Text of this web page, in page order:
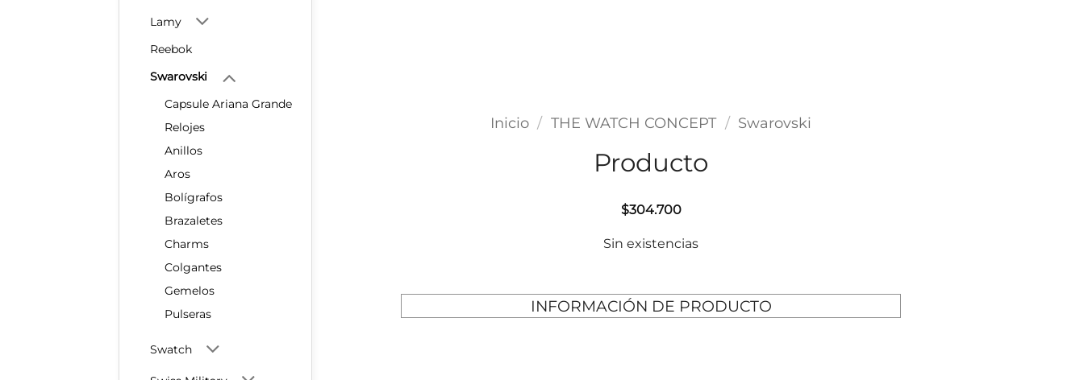
Lamy
Reebok
Swarovski
Capsule Ariana Grande
Relojes
Anillos
Aros
Bolígrafos
Brazaletes
Charms
Colgantes
Gemelos
Pulseras
Swatch
Inicio / THE WATCH CONCEPT / Swarovski
Producto
$304.700
Sin existencias
INFORMACIÓN DE PRODUCTO